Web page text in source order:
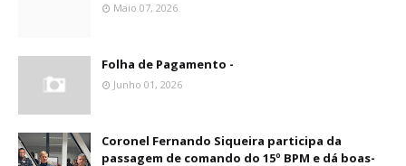
Maio 07, 2026
Folha de Pagamento -
Junho 01, 2026
Coronel Fernando Siqueira participa da
passagem de comando do 15º BPM e dá boas-